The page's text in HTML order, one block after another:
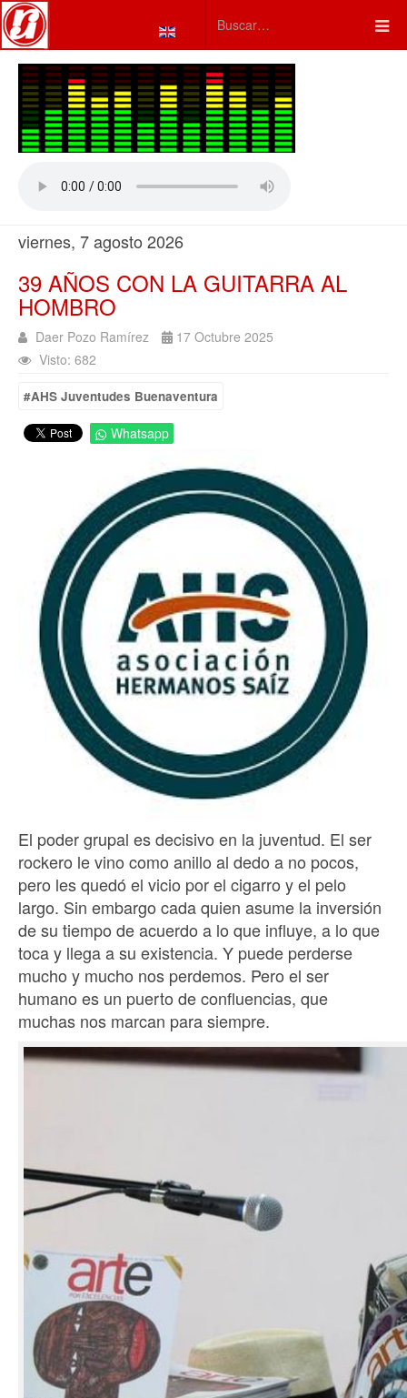
Seleccione su idioma
Type 2 or more characters
viernes, 7 agosto 2026
39 AÑOS CON LA GUITARRA AL
HOMBRO
Daer Pozo Ramírez
17 Octubre 2025
Visto: 682
#AHS Juventudes Buenaventura
Whatsapp
El poder grupal es decisivo en la juventud. El ser
rockero le vino como anillo al dedo a no pocos,
pero les quedó el vicio por el cigarro y el pelo
largo. Sin embargo cada quien asume la inversión
de su tiempo de acuerdo a lo que influye, a lo que
toca y llega a su existencia. Y puede perderse
mucho y mucho nos perdemos. Pero el ser
humano es un puerto de confluencias, que
muchas nos marcan para siempre.